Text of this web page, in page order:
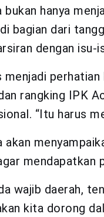
bukan hanya
bagian dari
dengan isu-
menjadi
rangking IPK
“Itu harus
mendapatkan
wajib daerah,
kita dorong